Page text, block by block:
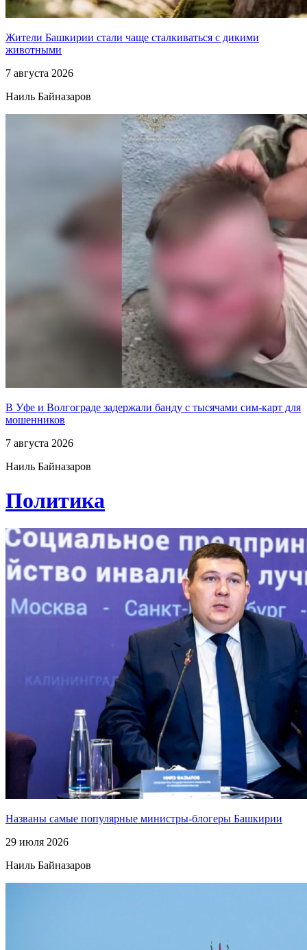
Жители Башкирии стали чаще сталкиваться с дикими
животными
7 августа 2026
Наиль Байназаров
В Уфе и Волгограде задержали банду с тысячами сим-карт для
мошенников
7 августа 2026
Наиль Байназаров
Политика
Названы самые популярные министры-блогеры Башкирии
29 июля 2026
Наиль Байназаров